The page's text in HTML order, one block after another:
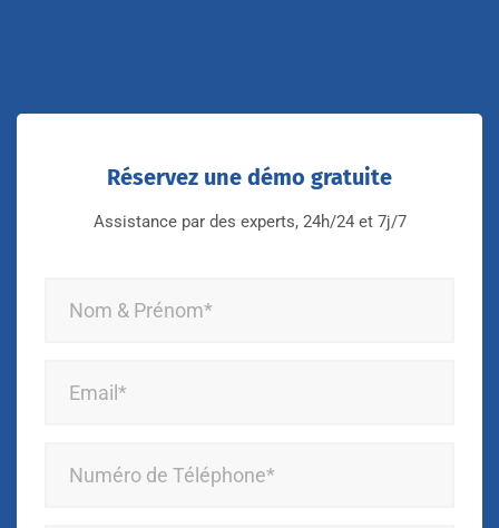
Réservez une démo gratuite
Assistance par des experts, 24h/24 et 7j/7